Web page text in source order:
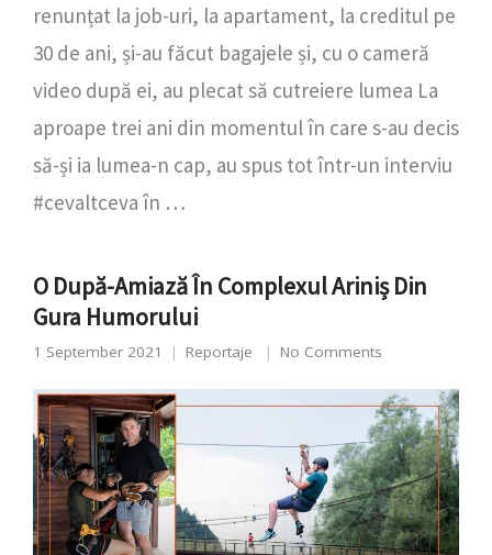
renunțat la job-uri, la apartament, la creditul pe
30 de ani, și-au făcut bagajele și, cu o cameră
video după ei, au plecat să cutreiere lumea La
aproape trei ani din momentul în care s-au decis
să-și ia lumea-n cap, au spus tot într-un interviu
#cevaltceva în …
O După-Amiază În Complexul Ariniș Din
Gura Humorului
1 September 2021 Reportaje No Comments